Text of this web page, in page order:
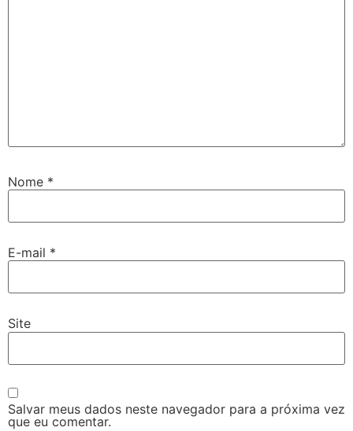
Nome *
E-mail *
Site
Salvar meus dados neste navegador para a próxima vez
que eu comentar.